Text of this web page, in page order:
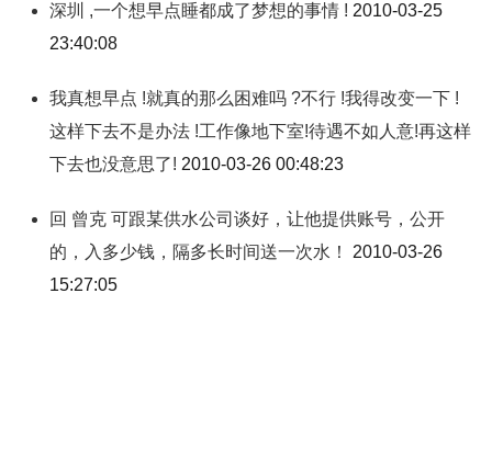
深圳 ,一个想早点睡都成了梦想的事情 ! 2010-03-25
23:40:08
我真想早点 !就真的那么困难吗 ?不行 !我得改变一下 !
这样下去不是办法 !工作像地下室!待遇不如人意!再这样
下去也没意思了! 2010-03-26 00:48:23
回 曾克 可跟某供水公司谈好，让他提供账号，公开
的，入多少钱，隔多长时间送一次水！ 2010-03-26
15:27:05